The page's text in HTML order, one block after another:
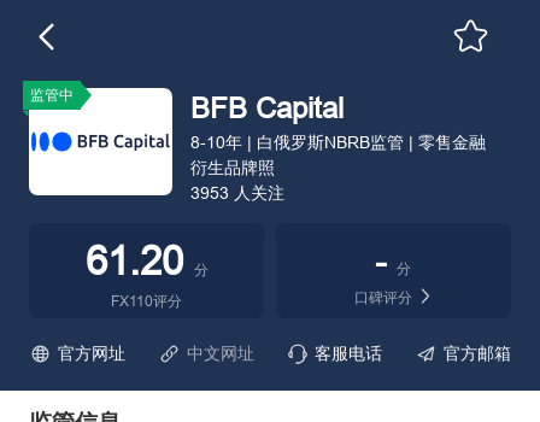
监管中 BFB Capital
8-10年 | 白俄罗斯NBRB监管 | 零售金融
衍生品牌照
3953 人关注
61.20 分
FX110评分
-分
口碑评分
官方网址 中文网址 客服电话 官方邮箱